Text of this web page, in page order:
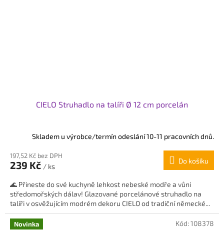
CIELO Struhadlo na talíři Ø 12 cm porcelán
Skladem u výrobce/termín odeslání 10-11 pracovních dnů.
197,52 Kč bez DPH
239 Kč / ks
Do košíku
🌊 Přineste do své kuchyně lehkost nebeské modře a vůni
středomořských dálav! Glazované porcelánové struhadlo na
talíři v osvěžujícím modrém dekoru CIELO od tradiční německé...
Novinka Kód:108378